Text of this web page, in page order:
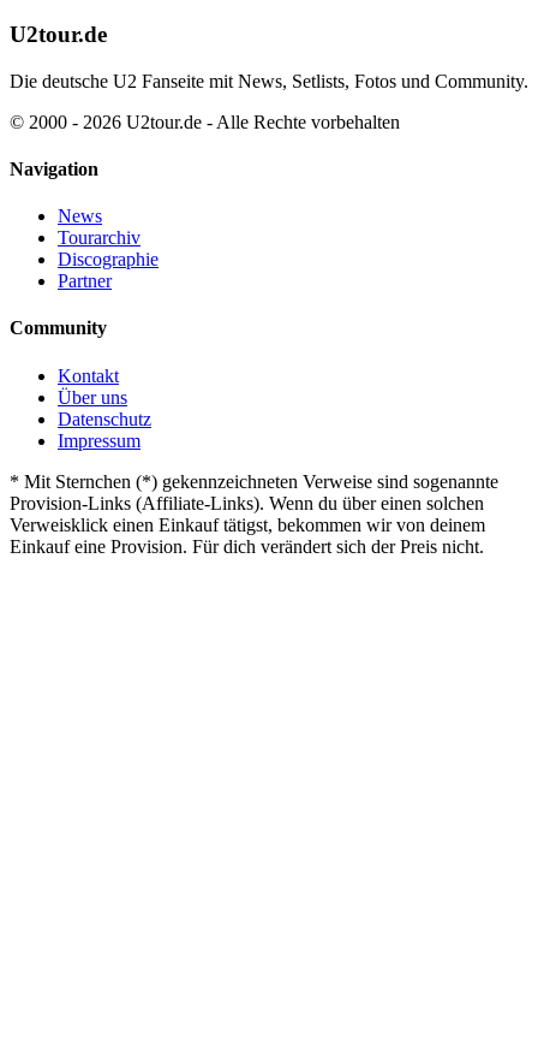
U2tour.de
Die deutsche U2 Fanseite mit News, Setlists, Fotos und Community.
© 2000 - 2026 U2tour.de - Alle Rechte vorbehalten
Navigation
News
Tourarchiv
Discographie
Partner
Community
Kontakt
Über uns
Datenschutz
Impressum
* Mit Sternchen (*) gekennzeichneten Verweise sind sogenannte
Provision-Links (Affiliate-Links). Wenn du über einen solchen
Verweisklick einen Einkauf tätigst, bekommen wir von deinem
Einkauf eine Provision. Für dich verändert sich der Preis nicht.